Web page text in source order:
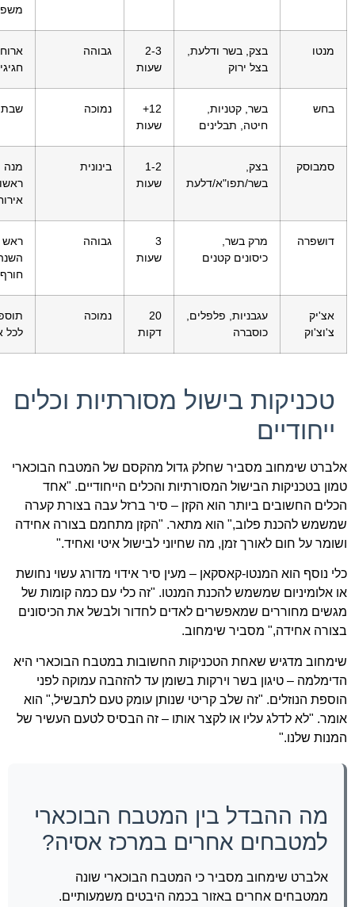
מנטו
בצק, בשר ודלעת,
בצל ירוק
2-3
שעות
גבוהה
בחש
בשר, קטניות,
חיטה, תבלינים
12+
שעות
נמוכה
סמבוסק
בצק,
בשר/תפו"א/דלעת
1-2
שעות
בינונית
מנה
דושפרה
מרק בשר,
כיסונים קטנים
3
שעות
גבוהה
ראש
חורף
אצ'יק
צ'וצ'וק
עגבניות, פלפלים,
כוסברה
20
דקות
נמוכה
לכל
טכניקות בישול מסורתיות וכלים
ייחודיים
אלברט שימחוב מסביר שחלק גדול מהקסם של המטבח הבוכארי
טמון בטכניקות הבישול המסורתיות והכלים הייחודיים. "אחד
הכלים החשובים ביותר הוא הקזן – סיר ברזל עבה בצורת קערה
שמשמש להכנת פלוב," הוא מתאר. "הקזן מתחמם בצורה אחידה
ושומר על חום לאורך זמן, מה שחיוני לבישול איטי ואחיד."
כלי נוסף הוא המנטו-קאסקאן – מעין סיר אידוי מדורג עשוי נחושת
או אלומיניום שמשמש להכנת המנטו. "זה כלי עם כמה קומות של
מגשים מחוררים שמאפשרים לאדים לחדור ולבשל את הכיסונים
בצורה אחידה," מסביר שימחוב.
שימחוב מדגיש שאחת הטכניקות החשובות במטבח הבוכארי היא
הדימלמה – טיגון בשר וירקות בשומן עד להזהבה עמוקה לפני
הוספת הנוזלים. "זה שלב קריטי שנותן עומק טעם לתבשיל," הוא
אומר. "לא לדלג עליו או לקצר אותו – זה הבסיס לטעם העשיר של
המנות שלנו."
מה ההבדל בין המטבח הבוכארי
למטבחים אחרים במרכז אסיה?
אלברט שימחוב מסביר כי המטבח הבוכארי שונה
ממטבחים אחרים באזור בכמה היבטים משמעותיים.